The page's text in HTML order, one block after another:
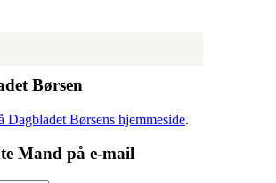
Børsen
Dagbladet Børsens hjemmeside.
Mand på e-mail